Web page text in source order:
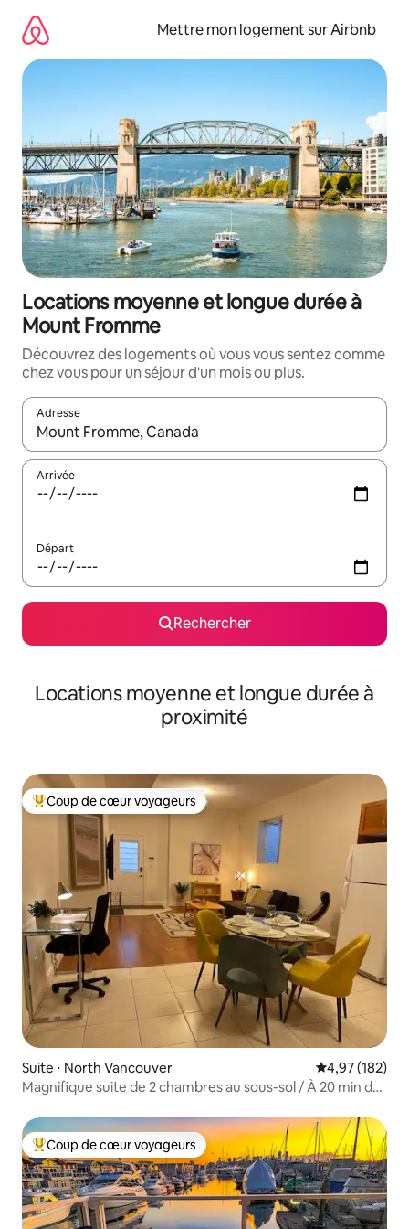
directement
contenu
Mettre mon logement sur Airbnb
Locations moyenne et longue durée à
Mount Fromme
Découvrez des logements où vous vous sentez comme
chez vous pour un séjour d'un mois ou plus.
Adresse
Lorsque les résultats s'affichent, utilisez les flèches vers le
Arrivée
Départ
Rechercher
Locations moyenne et longue durée à
proximité
Coups de cœur voyageurs les plus appréciés
Coup de cœur voyageurs
Suite ⋅ North Vancouver Évaluation
4,97 (182)
Magnifique suite de 2 chambres au sous-sol / À 20 min du
Coups de cœur voyageurs les plus appréciés
Coup de cœur voyageurs